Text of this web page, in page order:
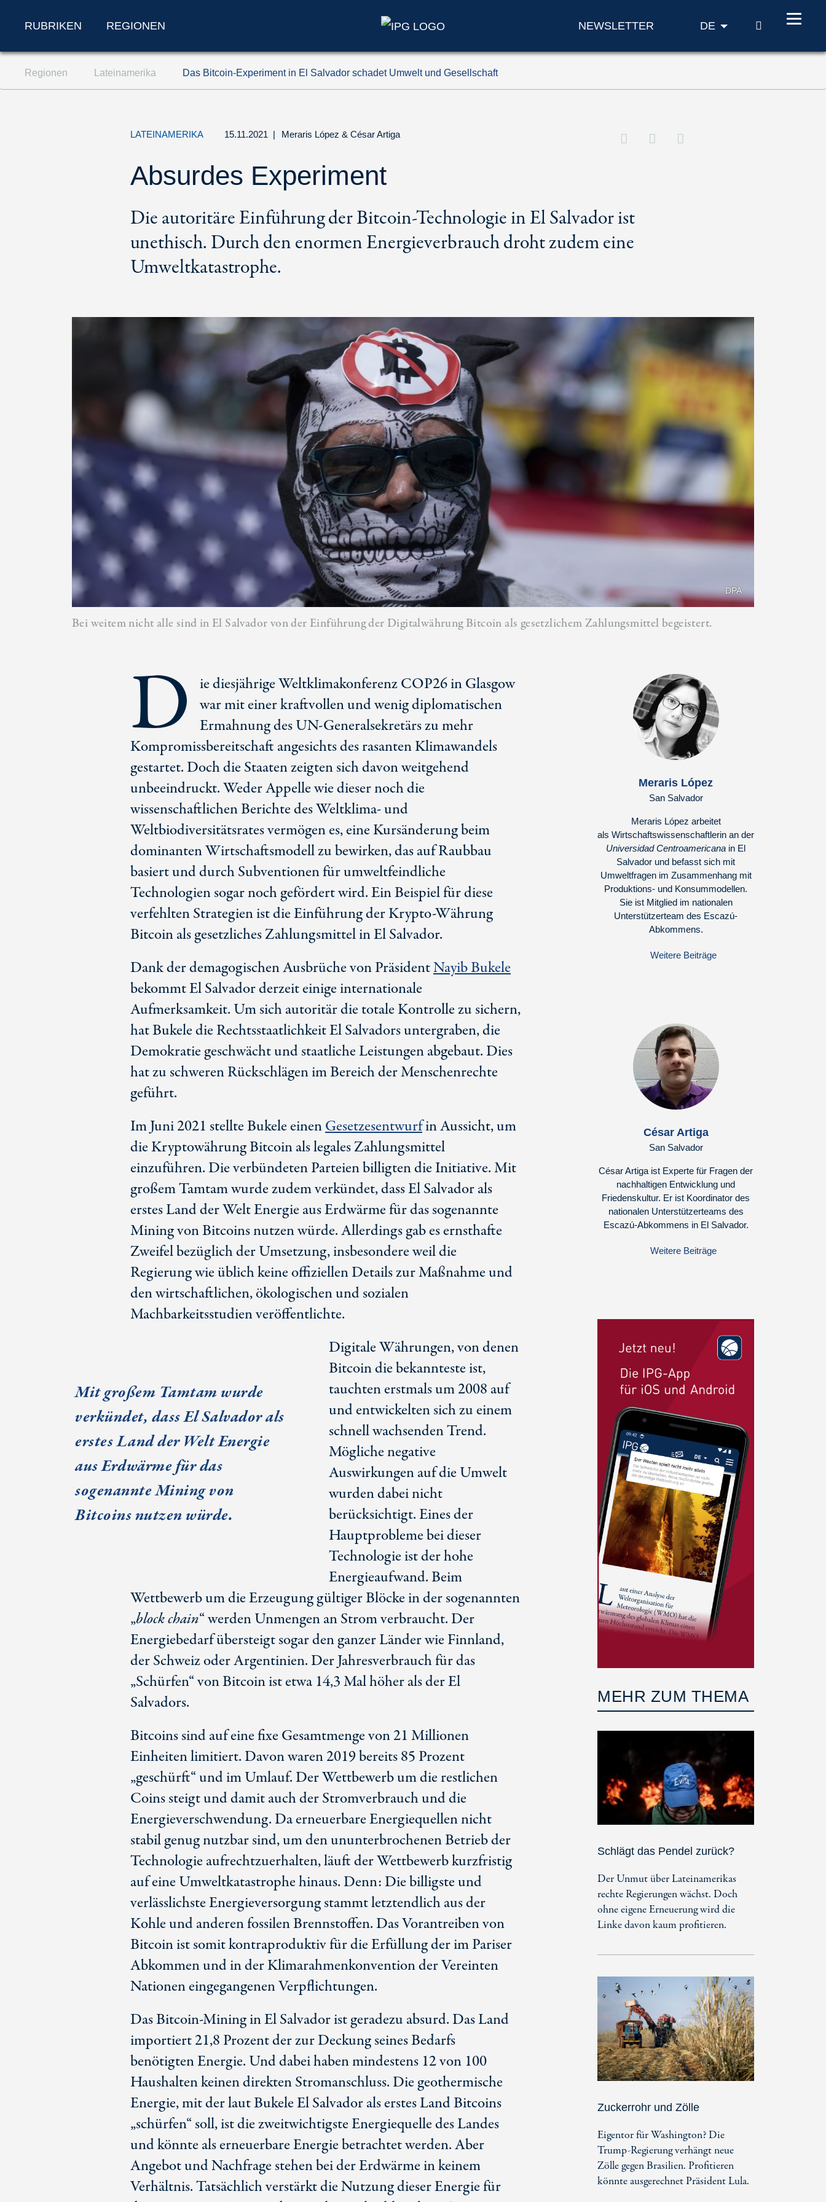
Zum Inhalt springen (Accesskey '1')
Zur Suche springen (Accesskey '2')
RUBRIKEN REGIONEN NEWSLETTER DE SUCHE
Regionen Lateinamerika Das Bitcoin-Experiment in El Salvador schadet Umwelt und Gesellschaft
LATEINAMERIKA 15.11.2021 | Meraris López & César Artiga
Absurdes Experiment
Die autoritäre Einführung der Bitcoin-Technologie in El Salvador ist
unethisch. Durch den enormen Energieverbrauch droht zudem eine
Umweltkatastrophe.
DPA
Bei weitem nicht alle sind in El Salvador von der Einführung der Digitalwährung Bitcoin als gesetzlichem Zahlungsmittel begeistert.
D ie diesjährige Weltklimakonferenz COP26 in Glasgow
war mit einer kraftvollen und wenig diplomatischen
Ermahnung des UN-Generalsekretärs zu mehr
Kompromissbereitschaft angesichts des rasanten Klimawandels
gestartet. Doch die Staaten zeigten sich davon weitgehend
unbeeindruckt. Weder Appelle wie dieser noch die
wissenschaftlichen Berichte des Weltklima- und
Weltbiodiversitätsrates vermögen es, eine Kursänderung beim
dominanten Wirtschaftsmodell zu bewirken, das auf Raubbau
basiert und durch Subventionen für umweltfeindliche
Technologien sogar noch gefördert wird. Ein Beispiel für diese
verfehlten Strategien ist die Einführung der Krypto-Währung
Bitcoin als gesetzliches Zahlungsmittel in El Salvador.
Dank der demagogischen Ausbrüche von PräsidentNayib Bukele
bekommt El Salvador derzeit einige internationale
Aufmerksamkeit. Um sich autoritär die totale Kontrolle zu sichern,
hat Bukele die Rechtsstaatlichkeit El Salvadors untergraben, die
Demokratie geschwächt und staatliche Leistungen abgebaut. Dies
hat zu schweren Rückschlägen im Bereich der Menschenrechte
geführt.
Im Juni 2021 stellte Bukele einenGesetzesentwurfin Aussicht, um
die Kryptowährung Bitcoin als legales Zahlungsmittel
einzuführen. Die verbündeten Parteien billigten die Initiative. Mit
großem Tamtam wurde zudem verkündet, dass El Salvador als
erstes Land der Welt Energie aus Erdwärme für das sogenannte
Mining von Bitcoins nutzen würde. Allerdings gab es ernsthafte
Zweifel bezüglich der Umsetzung, insbesondere weil die
Regierung wie üblich keine offiziellen Details zur Maßnahme und
den wirtschaftlichen, ökologischen und sozialen
Machbarkeitsstudien veröffentlichte.
Mit großem Tamtam wurde
verkündet, dass El Salvador als
erstes Land der Welt Energie
aus Erdwärme für das
sogenannte Mining von
Bitcoins nutzen würde.
Digitale Währungen, von denen
Bitcoin die bekannteste ist,
tauchten erstmals um 2008 auf
und entwickelten sich zu einem
schnell wachsenden Trend.
Mögliche negative
Auswirkungen auf die Umwelt
wurden dabei nicht
berücksichtigt. Eines der
Hauptprobleme bei dieser
Technologie ist der hohe
Energieaufwand. Beim
Wettbewerb um die Erzeugung gültiger Blöcke in der sogenannten
„block chain“ werden Unmengen an Strom verbraucht. Der
Energiebedarf übersteigt sogar den ganzer Länder wie Finnland,
der Schweiz oder Argentinien. Der Jahresverbrauch für das
„Schürfen“ von Bitcoin ist etwa 14,3 Mal höher als der El
Salvadors.
Bitcoins sind auf eine fixe Gesamtmenge von 21 Millionen
Einheiten limitiert. Davon waren 2019 bereits 85 Prozent
„geschürft“ und im Umlauf. Der Wettbewerb um die restlichen
Coins steigt und damit auch der Stromverbrauch und die
Energieverschwendung. Da erneuerbare Energiequellen nicht
stabil genug nutzbar sind, um den ununterbrochenen Betrieb der
Technologie aufrechtzuerhalten, läuft der Wettbewerb kurzfristig
auf eine Umweltkatastrophe hinaus. Denn: Die billigste und
verlässlichste Energieversorgung stammt letztendlich aus der
Kohle und anderen fossilen Brennstoffen. Das Vorantreiben von
Bitcoin ist somit kontraproduktiv für die Erfüllung der im Pariser
Abkommen und in der Klimarahmenkonvention der Vereinten
Nationen eingegangenen Verpflichtungen.
Das Bitcoin-Mining in El Salvador ist geradezu absurd. Das Land
importiert 21,8 Prozent der zur Deckung seines Bedarfs
benötigten Energie. Und dabei haben mindestens 12 von 100
Haushalten keinen direkten Stromanschluss. Die geothermische
Energie, mit der laut Bukele El Salvador als erstes Land Bitcoins
„schürfen“ soll, ist die zweitwichtigste Energiequelle des Landes
und könnte als erneuerbare Energie betrachtet werden. Aber
Angebot und Nachfrage stehen bei der Erdwärme in keinem
Verhältnis. Tatsächlich verstärkt die Nutzung dieser Energie für
Meraris López
San Salvador
Meraris López arbeitet
als Wirtschaftswissenschaftlerin an der
Universidad Centroamericana in El
Salvador und befasst sich mit
Umweltfragen im Zusammenhang mit
Produktions- und Konsummodellen.
Sie ist Mitglied im nationalen
Unterstützerteam des Escazú-
Abkommens.
Weitere Beiträge
César Artiga
San Salvador
César Artiga ist Experte für Fragen der
nachhaltigen Entwicklung und
Friedenskultur. Er ist Koordinator des
nationalen Unterstützerteams des
Escazú-Abkommens in El Salvador.
Weitere Beiträge
MEHR ZUM THEMA
Schlägt das Pendel zurück?
Der Unmut über Lateinamerikas
rechte Regierungen wächst. Doch
ohne eigene Erneuerung wird die
Linke davon kaum profitieren.
Zuckerrohr und Zölle
Eigentor für Washington? Die
Trump-Regierung verhängt neue
Zölle gegen Brasilien. Profitieren
könnte ausgerechnet Präsident Lula.